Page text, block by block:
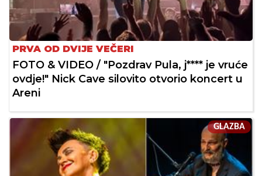
PRVA OD DVIJE VEČERI
FOTO & VIDEO / "Pozdrav Pula, j**** je vruće
ovdje!" Nick Cave silovito otvorio koncert u
Areni
GLAZBA